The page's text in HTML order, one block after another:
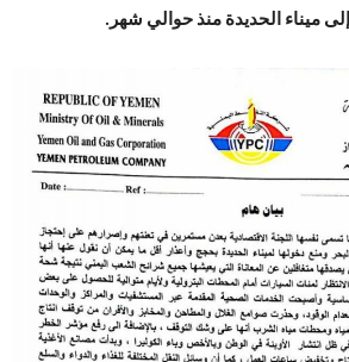
ميناء الحديدة منذ حوالي شهر.